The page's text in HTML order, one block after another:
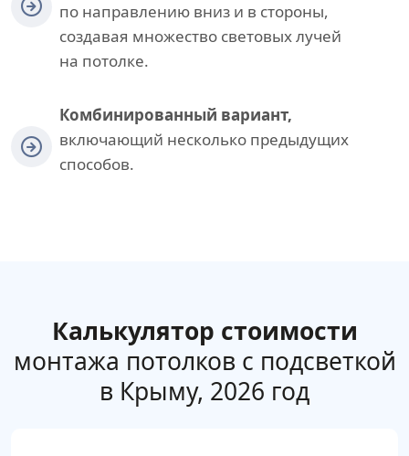
по направлению вниз и в стороны,
создавая множество световых лучей
на потолке.
Комбинированный вариант,
включающий несколько предыдущих
способов.
Калькулятор стоимости
монтажа потолков с подсветкой
в Крыму, 2026 год